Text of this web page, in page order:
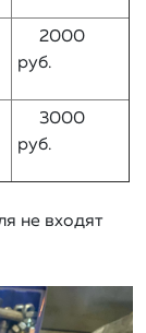
2000
руб.
3000
руб.
не входят